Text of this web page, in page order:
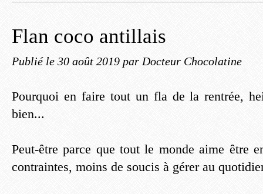
Flan coco antillais
Publié le 30 août 2019 par Docteur Chocolatine
Pourquoi en faire tout un fla de la rentrée,
bien...
Peut-être parce que tout le monde aime être
contraintes, moins de soucis à gérer au